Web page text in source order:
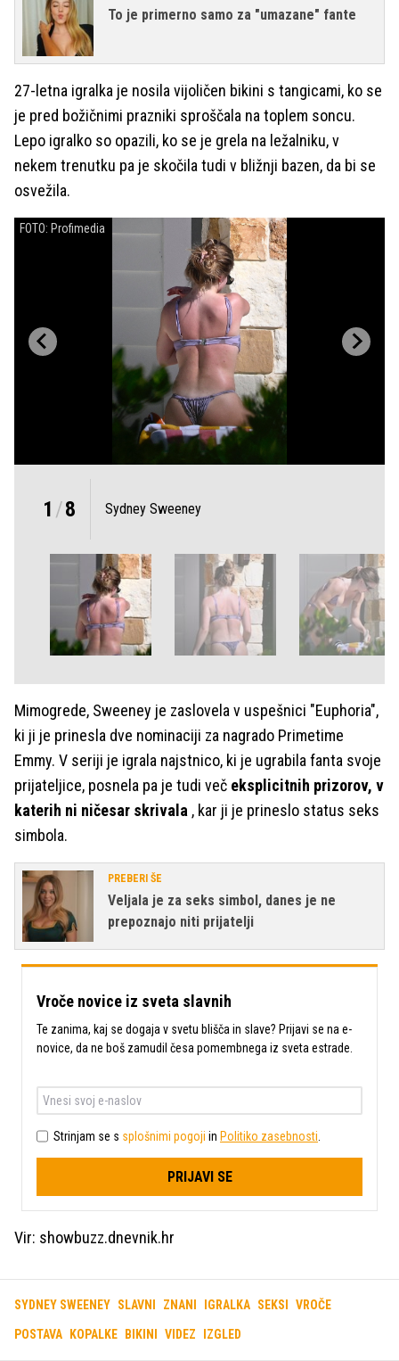
To je primerno samo za "umazane" fante
27-letna igralka je nosila vijoličen bikini s tangicami, ko se
je pred božičnimi prazniki sproščala na toplem soncu.
Lepo igralko so opazili, ko se je grela na ležalniku, v
nekem trenutku pa je skočila tudi v bližnji bazen, da bi se
osvežila.
FOTO: Profimedia
1 /8 Sydney Sweeney
Mimogrede, Sweeney je zaslovela v uspešnici "Euphoria",
ki ji je prinesla dve nominaciji za nagrado Primetime
Emmy. V seriji je igrala najstnico, ki je ugrabila fanta svoje
prijateljice, posnela pa je tudi več eksplicitnih prizorov, v
katerih ni ničesar skrivala , kar ji je prineslo status seks
simbola.
PREBERI ŠE
Veljala je za seks simbol, danes je ne
prepoznajo niti prijatelji
Vroče novice iz sveta slavnih
Te zanima, kaj se dogaja v svetu blišča in slave? Prijavi se na e-
novice, da ne boš zamudil česa pomembnega iz sveta estrade.
Strinjam se s splošnimi pogoji in Politiko zasebnosti
PRIJAVI SE
Vir: showbuzz.dnevnik.hr
SYDNEY SWEENEY SLAVNI ZNANI IGRALKA SEKSI VROČE
POSTAVA KOPALKE BIKINI VIDEZ IZGLED